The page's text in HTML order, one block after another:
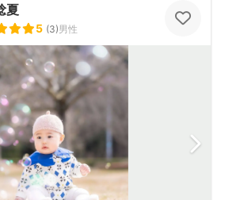
夏
5 (3)男性